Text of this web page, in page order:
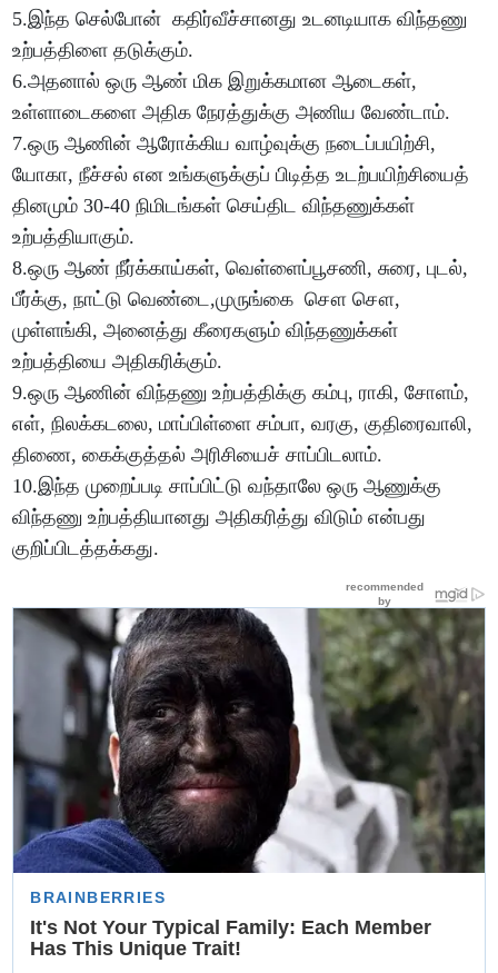
5.இந்த செல்போன் கதிர்வீச்சானது உடனடியாக விந்தணு
உற்பத்திளை தடுக்கும்.
6.அதனால் ஒரு ஆண் மிக இறுக்கமான ஆடைகள்,
உள்ளாடைகளை அதிக நேரத்துக்கு அணிய வேண்டாம்.
7.ஒரு ஆணின் ஆரோக்கிய வாழ்வுக்கு நடைப்பயிற்சி,
யோகா, நீச்சல் என உங்களுக்குப் பிடித்த உடற்பயிற்சியைத்
தினமும் 30-40 நிமிடங்கள் செய்திட விந்தணுக்கள்
உற்பத்தியாகும்.
8.ஒரு ஆண் நீர்க்காய்கள், வெள்ளைப்பூசணி, சுரை, புடல்,
பீர்க்கு, நாட்டு வெண்டை,முருங்கை சௌ சௌ,
முள்ளங்கி, அனைத்து கீரைகளும் விந்தணுக்கள்
உற்பத்தியை அதிகரிக்கும்.
9.ஒரு ஆணின் விந்தணு உற்பத்திக்கு கம்பு, ராகி, சோளம்,
எள், நிலக்கடலை, மாப்பிள்ளை சம்பா, வரகு, குதிரைவாலி,
திணை, கைக்குத்தல் அரிசியைச் சாப்பிடலாம்.
10.இந்த முறைப்படி சாப்பிட்டு வந்தாலே ஒரு ஆணுக்கு
விந்தணு உற்பத்தியானது அதிகரித்து விடும் என்பது
குறிப்பிடத்தக்கது.